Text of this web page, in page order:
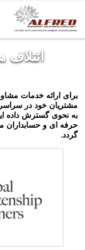
ائتلاف
برای ارائه خدمات
مشتریان خود در
به نحوی گسترش داده
حرفه ای و
گردد.